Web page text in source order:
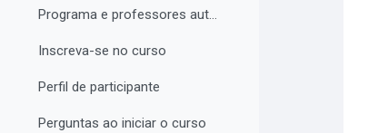
Programa e professores autores
Inscreva-se no curso
Perfil de participante
Perguntas ao iniciar o curso